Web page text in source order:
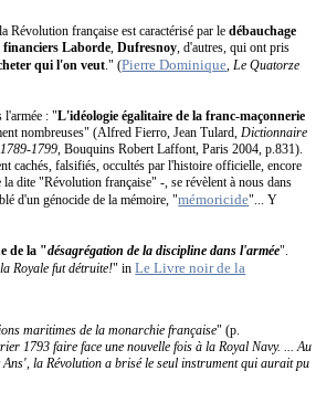
Révolution française est caractérisé par ledébauchage
financiers Laborde ,Dufresnoy , d'autres, qui ont pris
qui l'on veut ." (Pierre Dominique Le Quatorze
l'armée : "L'idéologie égalitaire de la franc-maçonnerie
nombreuses" (Alfred Fierro, Jean Tulard, Dictionnaire
1799 , Bouquins Robert Laffont, Paris 2004, p.831).
cachés, falsifiés, occultés par l'histoire officielle, encore
dite "Révolution française" -, se révèlent à nous dans
d'un génocide de la mémoire, "mémoricide"... Y
de la "désagrégation de la discipline dans l'armée".
Royale fut détruite!" inLe Livre noir de la
maritimes de la monarchie française" (p.
1793 faire face une nouvelle fois à la Royal Navy. ...
Au
la Révolution a brisé le seul instrument qui aurait pu